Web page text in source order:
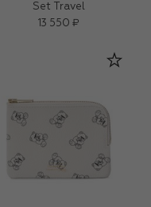
Set Travel
13 550 ₽